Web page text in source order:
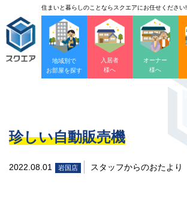
住まいと暮らしのことならスクエアにお任せください!
地域別で
お部屋を探す
入居者
様へ
オーナー
様へ
珍しい自動販売機
2022.08.01 岩国店 スタッフからのおたより